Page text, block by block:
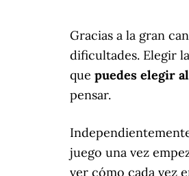
Gracias a la gran
dificultades. Elegir
que puedes elegir
pensar.
juego una vez
ver cómo cada vez